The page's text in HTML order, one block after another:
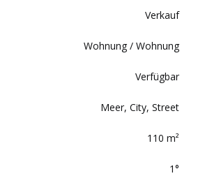
Verkauf
Wohnung / Wohnung
Verfügbar
Meer, City, Street
110 m²
1°